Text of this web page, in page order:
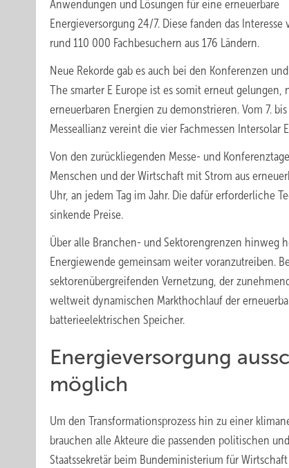
Anwendungen und Lösungen für eine erneuerbare
Energieversorgung 24/7. Diese fanden das Interesse
rund 110 000 Fachbesuchern aus 176 Ländern.
Neue Rekorde gab es auch bei den Konferenzen
The smarter E Europe ist es somit erneut
erneuerbaren Energien zu demonstrieren. Vom 7.
Messeallianz vereint die vier Fachmessen Intersolar
Von den zurückliegenden Messe- und
Menschen und der Wirtschaft mit Strom aus
Uhr, an jedem Tag im Jahr. Die dafür erforderliche
sinkende Preise.
Über alle Branchen- und Sektorengrenzen hinweg
Energiewende gemeinsam weiter voranzutreiben.
sektorenübergreifenden Vernetzung, der
weltweit dynamischen Markthochlauf der
batterieelektrischen Speicher.
Energieversorgung
möglich
Um den Transformationsprozess hin zu einer
brauchen alle Akteure die passenden politischen
Staatssekretär beim Bundeministerium für